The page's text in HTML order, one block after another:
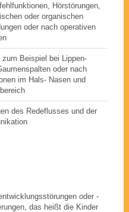
Hörstörungen,
oder organischen
oder nach operativen
zum Beispiel bei Lippen-
oder nach
im Hals- Nasen und
des Redeflusses und der
oder -
das heißt die Kinder